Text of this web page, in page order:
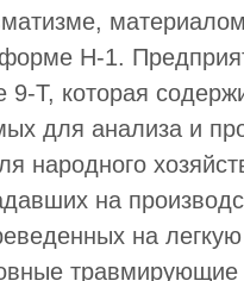
форме Н-1.
Т, которая
для анализа и
народного
на
на